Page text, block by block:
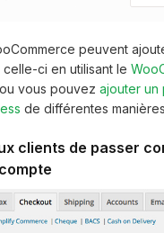
peuvent
ci en utilisant le
, ou vous pouvez ajouter un
de différentes
clients de passer